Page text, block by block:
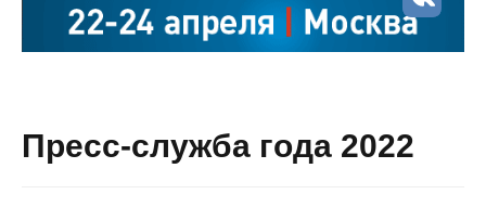
Пресс-служба года 2022